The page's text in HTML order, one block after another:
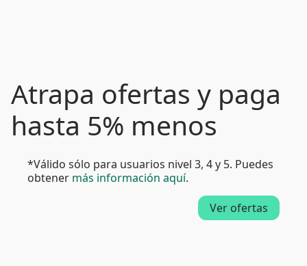
Atrapa ofertas y paga
hasta 5% menos
*Válido sólo para usuarios nivel 3, 4 y 5. Puedes
obtener más información aquí.
Ver ofertas